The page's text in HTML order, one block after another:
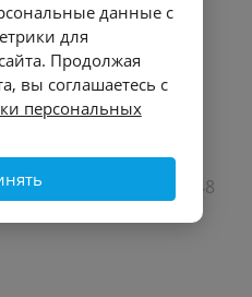
- о его людях, жизни,
прямая ссылка на
ограничение 12+.
ЭЛ № ФС 77 - 72748
данные с
для
Продолжая
вы соглашаетесь с
персональных